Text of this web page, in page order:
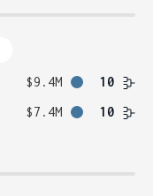
$9.4M
10
$7.4M 10